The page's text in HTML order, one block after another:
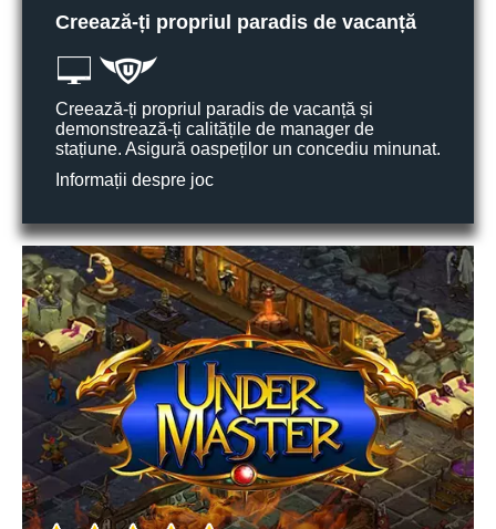
Creează-ți propriul paradis de vacanță
Creează-ți propriul paradis de vacanță și
demonstrează-ți calitățile de manager de
stațiune. Asigură oaspeților un concediu minunat.
Informații despre joc